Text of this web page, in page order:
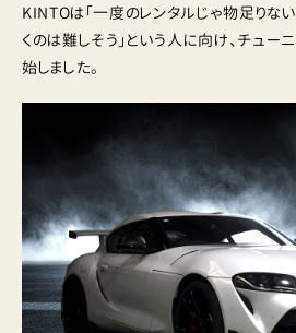
KINTOは「一度のレンタルじゃ物足りな
くのは難しそう」という人に向け、チュー
始しました。